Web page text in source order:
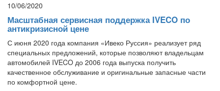
10/06/2020
Масштабная сервисная поддержка IVECO по
антикризисной цене
С июня 2020 года компания «Ивеко Руссия» реализует ряд
специальных предложений, которые позволяют владельцам
автомобилей IVECO до 2006 года выпуска получить
качественное обслуживание и оригинальные запасные части
по комфортной цене.